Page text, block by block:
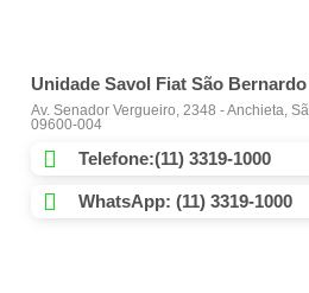
Unidade Savol Fiat São
Av. Senador Vergueiro, 2348 - Anchieta,
09600-004
Telefone:(11) 3319-1000
WhatsApp: (11) 3319-1000